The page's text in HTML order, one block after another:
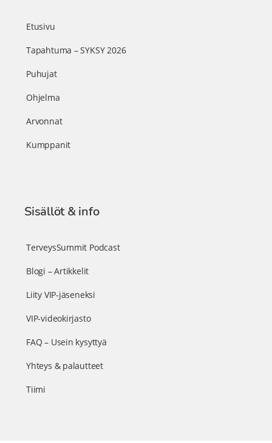
Etusivu
Tapahtuma – SYKSY 2026
Puhujat
Ohjelma
Arvonnat
Kumppanit
Sisällöt & info
TerveysSummit Podcast
Blogi – Artikkelit
Liity VIP-jäseneksi
VIP-videokirjasto
FAQ – Usein kysyttyä
Yhteys & palautteet
Tiimi